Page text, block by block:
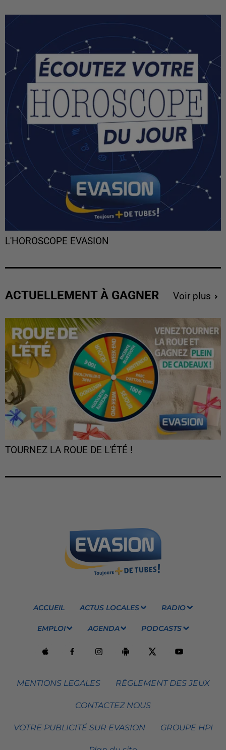
L'HOROSCOPE EVASION
ACTUELLEMENT À GAGNER Voir plus
TOURNEZ LA ROUE DE L'ÉTÉ !
ACCUEIL ACTUS LOCALES RADIO
EMPLOI AGENDA PODCASTS
MENTIONS LEGALES RÈGLEMENT DES JEUX
CONTACTEZ NOUS
VOTRE PUBLICITÉ SUR EVASION GROUPE HPI